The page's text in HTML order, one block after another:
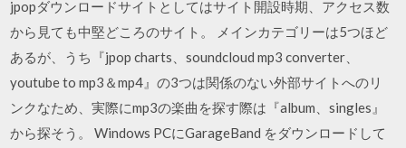
jpopダウンロードサイトとしてはサイト開設時期、アクセス数
から見ても中堅どころのサイト。 メインカテゴリーは5つほど
あるが、うち『jpop charts、soundcloud mp3 converter、
youtube to mp3＆mp4』の3つは関係のない外部サイトへのリ
ンクなため、実際にmp3の楽曲を探す際は『album、singles』
から探そう。 Windows PCにGarageBand をダウンロードして